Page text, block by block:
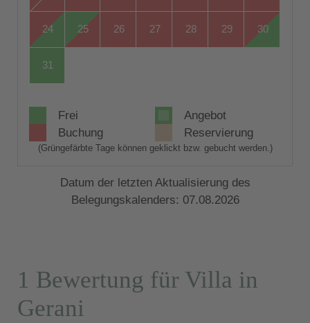
24 25 26 27 28 29 30
31
Frei
Angebot
Buchung
Reservierung
(Grüngefärbte Tage können geklickt bzw. gebucht werden.)
Datum der letzten Aktualisierung des
Belegungskalenders: 07.08.2026
1 Bewertung für Villa in
Gerani